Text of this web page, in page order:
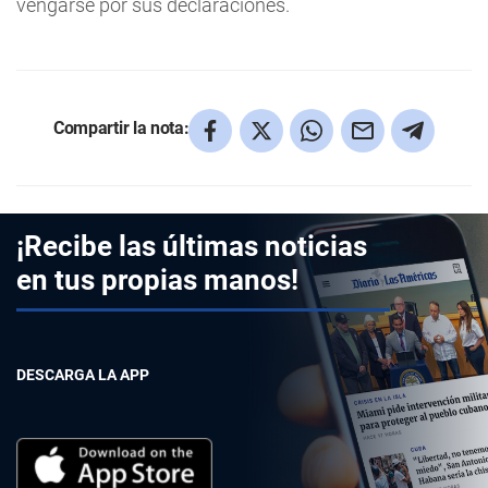
vengarse por sus declaraciones.
Compartir la nota:
¡Recibe las últimas noticias
en tus propias manos!
DESCARGA LA APP